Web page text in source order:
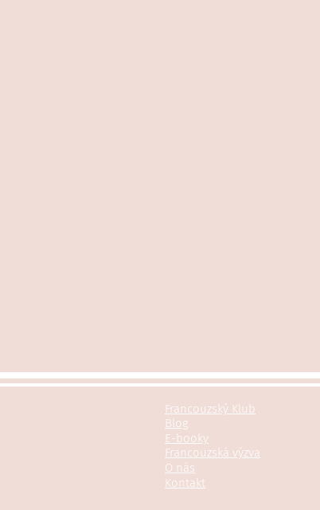
Francouzský Klub
E-booky
O nás
Blog
Francouzská výzva
Kontakt